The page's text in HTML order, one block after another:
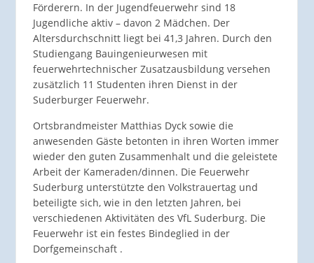
Förderern. In der Jugendfeuerwehr sind 18
Jugendliche aktiv – davon 2 Mädchen. Der
Altersdurchschnitt liegt bei 41,3 Jahren. Durch den
Studiengang Bauingenieurwesen mit
feuerwehrtechnischer Zusatzausbildung versehen
zusätzlich 11 Studenten ihren Dienst in der
Suderburger Feuerwehr.
Ortsbrandmeister Matthias Dyck sowie die
anwesenden Gäste betonten in ihren Worten immer
wieder den guten Zusammenhalt und die geleistete
Arbeit der Kameraden/dinnen. Die Feuerwehr
Suderburg unterstützte den Volkstrauertag und
beteiligte sich, wie in den letzten Jahren, bei
verschiedenen Aktivitäten des VfL Suderburg. Die
Feuerwehr ist ein festes Bindeglied in der
Dorfgemeinschaft .